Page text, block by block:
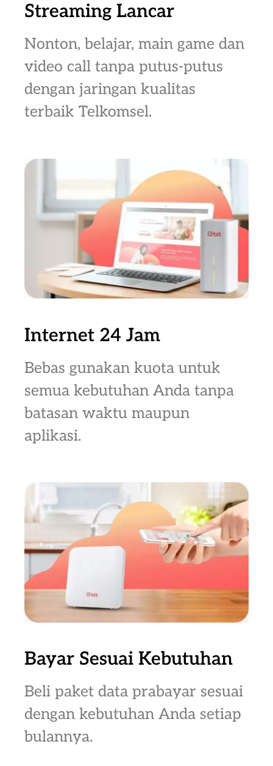
Streaming Lancar
Nonton, belajar, main game dan
video call tanpa putus-putus
dengan jaringan kualitas
terbaik Telkomsel.
Internet 24 Jam
Bebas gunakan kuota untuk
semua kebutuhan Anda tanpa
batasan waktu maupun
aplikasi.
Bayar Sesuai Kebutuhan
Beli paket data prabayar sesuai
dengan kebutuhan Anda setiap
bulannya.